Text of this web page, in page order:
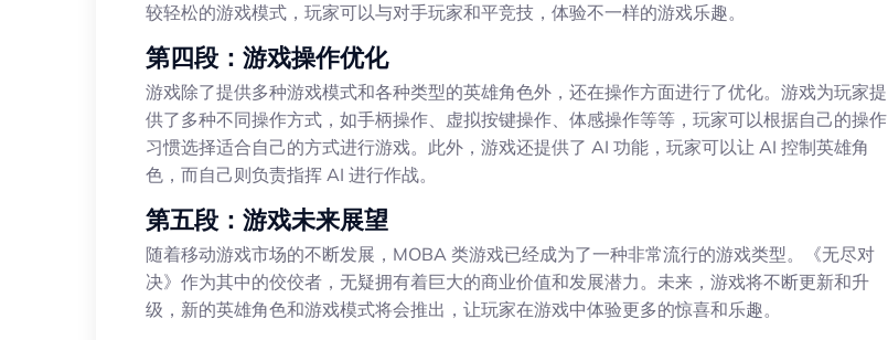
较轻松的游戏模式，玩家可以与对手玩家和平竞技，体验不一样的游戏乐趣。
第四段：游戏操作优化
游戏除了提供多种游戏模式和各种类型的英雄角色外，还在操作方面进行了优化。游戏为玩家提
供了多种不同操作方式，如手柄操作、虚拟按键操作、体感操作等等，玩家可以根据自己的操作
习惯选择适合自己的方式进行游戏。此外，游戏还提供了 AI 功能，玩家可以让 AI 控制英雄角
色，而自己则负责指挥 AI 进行作战。
第五段：游戏未来展望
随着移动游戏市场的不断发展，MOBA 类游戏已经成为了一种非常流行的游戏类型。《无尽对
决》作为其中的佼佼者，无疑拥有着巨大的商业价值和发展潜力。未来，游戏将不断更新和升
级，新的英雄角色和游戏模式将会推出，让玩家在游戏中体验更多的惊喜和乐趣。